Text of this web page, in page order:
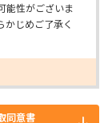
能性がございま
かじめご了承く
同意書